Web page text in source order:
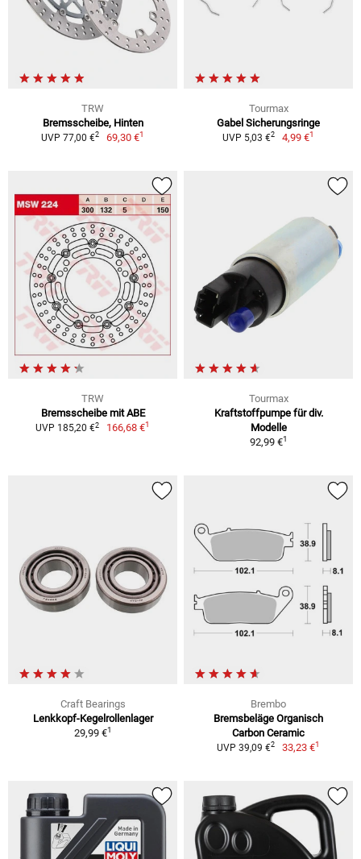
TRW
Bremsscheibe, Hinten
UVP 77,00 €2 69,30 €1
Tourmax
Gabel Sicherungsringe
UVP 5,03 €2 4,99 €1
TRW
Bremsscheibe mit ABE
UVP 185,20 €2 166,68 €1
Tourmax
Kraftstoffpumpe für div.
Modelle
92,99 €1
Craft Bearings
Lenkkopf-Kegelrollenlager
29,99 €1
Brembo
Bremsbeläge Organisch
Carbon Ceramic
UVP 39,09 €2 33,23 €1